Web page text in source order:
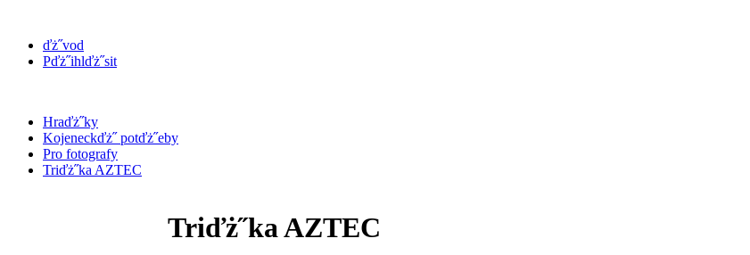
ďż˝vod
Pďż˝ihlďż˝sit
Hraďż˝ky
Kojeneckďż˝ potďż˝eby
Pro fotografy
Triďż˝ka AZTEC
Triďż˝ka AZTEC